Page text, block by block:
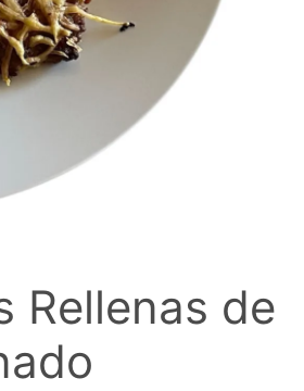
Rellenas de